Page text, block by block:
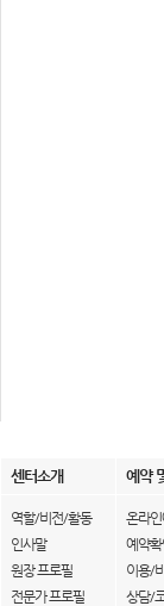
센터소개 예약
역할/비전/활동
인사말
원장 프로필
전문가 프로필
온라
예약
이용/
상담/